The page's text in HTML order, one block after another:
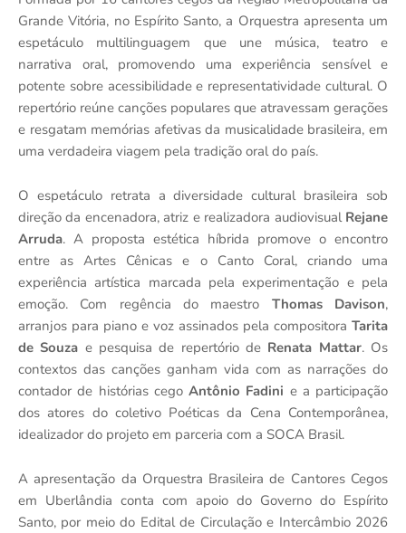
Grande Vitória, no Espírito Santo, a Orquestra apresenta um
espetáculo multilinguagem que une música, teatro e
narrativa oral, promovendo uma experiência sensível e
potente sobre acessibilidade e representatividade cultural. O
repertório reúne canções populares que atravessam gerações
e resgatam memórias afetivas da musicalidade brasileira, em
uma verdadeira viagem pela tradição oral do país.
O espetáculo retrata a diversidade cultural brasileira sob
direção da encenadora, atriz e realizadora audiovisual Rejane
Arruda. A proposta estética híbrida promove o encontro
entre as Artes Cênicas e o Canto Coral, criando uma
experiência artística marcada pela experimentação e pela
emoção. Com regência do maestro Thomas Davison,
arranjos para piano e voz assinados pela compositora Tarita
de Souza e pesquisa de repertório de Renata Mattar. Os
contextos das canções ganham vida com as narrações do
contador de histórias cego Antônio Fadini e a participação
dos atores do coletivo Poéticas da Cena Contemporânea,
idealizador do projeto em parceria com a SOCA Brasil.
A apresentação da Orquestra Brasileira de Cantores Cegos
em Uberlândia conta com apoio do Governo do Espírito
Santo, por meio do Edital de Circulação e Intercâmbio 2026